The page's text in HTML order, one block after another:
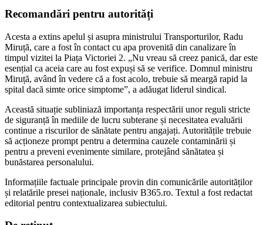
Recomandări pentru autorități
Acesta a extins apelul și asupra ministrului Transporturilor, Radu
Miruță, care a fost în contact cu apa provenită din canalizare în
timpul vizitei la Piața Victoriei 2. „Nu vreau să creez panică, dar este
esențial ca aceia care au fost expuși să se verifice. Domnul ministru
Miruță, având în vedere că a fost acolo, trebuie să meargă rapid la
spital dacă simte orice simptome”, a adăugat liderul sindical.
Această situație subliniază importanța respectării unor reguli stricte
de siguranță în mediile de lucru subterane și necesitatea evaluării
continue a riscurilor de sănătate pentru angajați. Autoritățile trebuie
să acționeze prompt pentru a determina cauzele contaminării și
pentru a preveni evenimente similare, protejând sănătatea și
bunăstarea personalului.
Informațiile factuale principale provin din comunicările autorităților
și relatările presei naționale, inclusiv B365.ro. Textul a fost redactat
editorial pentru contextualizarea subiectului.